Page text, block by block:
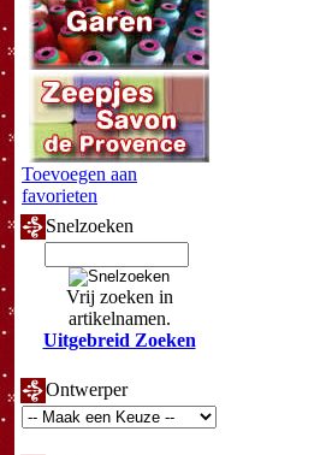
Toevoegen aan
favorieten
Snelzoeken
Vrij zoeken in
artikelnamen.
Uitgebreid Zoeken
Ontwerper